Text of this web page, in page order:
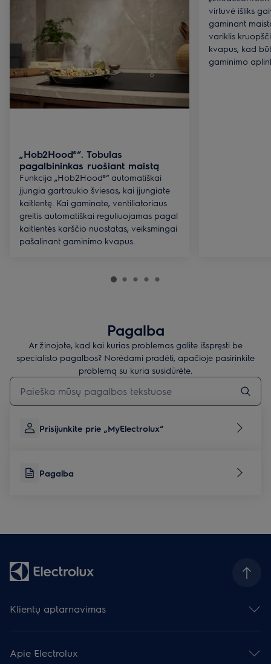
„Hob2Hood®“. Tobulas
pagalbininkas ruošiant maistą
Funkcija „Hob2Hood®“ automatiškai
įjungia gartraukio šviesas, kai įjungiate
kaitlentę. Kai gaminate, ventiliatoriaus
greitis automatiškai reguliuojamas pagal
kaitlentės karščio nuostatas, veiksmingai
pašalinant gaminimo kvapus.
virtuvė išliks
gaminant
variklis
kvapus, kad
gaminimo
Pagalba
Ar žinojote, kad kai kurias problemas galite išspręsti be
specialisto pagalbos? Norėdami pradėti, apačioje pasirinkite
problemą su kuria susidūrėte.
Įveskite tekstą, jei norite ieškoti pagalbinių straipsnių
Prisijunkite prie „MyElectrolux“
Pagalba
Klientų aptarnavimas
Palikite atsiliepimą
Prietaisų remontas
Apie Electrolux